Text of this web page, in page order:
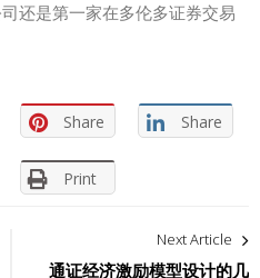
还是第一家在多伦多证券交易
Share Share
Print
Next Article
通证经济激励模型设计的几